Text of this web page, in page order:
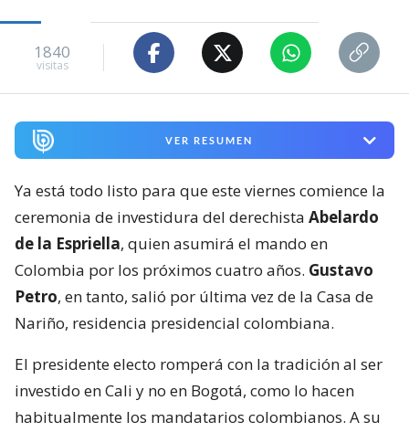
1840
visitas
VER RESUMEN
Ya está todo listo para que este viernes comience la
ceremonia de investidura del derechista Abelardo
de la Espriella, quien asumirá el mando en
Colombia por los próximos cuatro años. Gustavo
Petro, en tanto, salió por última vez de la Casa de
Nariño, residencia presidencial colombiana.
El presidente electo romperá con la tradición al ser
investido en Cali y no en Bogotá, como lo hacen
habitualmente los mandatarios colombianos. A su